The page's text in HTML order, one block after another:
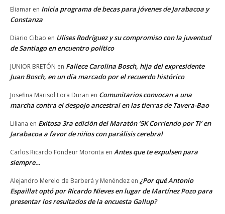
Eliamar en Inicia programa de becas para jóvenes de Jarabacoa y
Constanza
Diario Cibao en Ulises Rodríguez y su compromiso con la juventud
de Santiago en encuentro político
JUNIOR BRETÓN en Fallece Carolina Bosch, hija del expresidente
Juan Bosch, en un día marcado por el recuerdo histórico
Josefina Marisol Lora Duran en Comunitarios convocan a una
marcha contra el despojo ancestral en las tierras de Tavera-Bao
Liliana en Exitosa 3ra edición del Maratón ‘5K Corriendo por Ti’ en
Jarabacoa a favor de niños con parálisis cerebral
Carlos Ricardo Fondeur Moronta en Antes que te expulsen para
siempre…
Alejandro Merelo de Barberá y Menéndez en ¿Por qué Antonio
Espaillat optó por Ricardo Nieves en lugar de Martínez Pozo para
presentar los resultados de la encuesta Gallup?